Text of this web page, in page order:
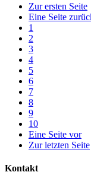
Zur ersten Seite
Eine Seite
1
2
3
4
5
6
7
8
9
10
Eine Seite vor
Zur letzten Seite
Kontakt